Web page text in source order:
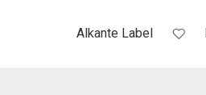
Alkante Label